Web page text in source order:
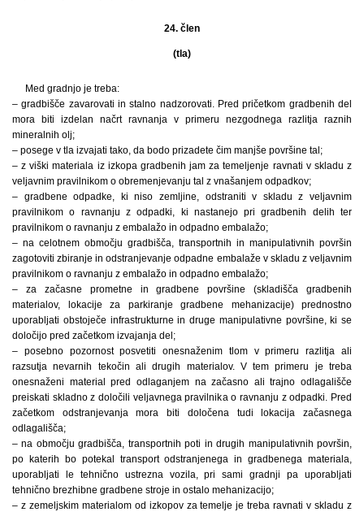
24. člen
(tla)
Med gradnjo je treba:
– gradbišče zavarovati in stalno nadzorovati. Pred pričetkom gradbenih del
mora biti izdelan načrt ravnanja v primeru nezgodnega razlitja raznih
mineralnih olj;
– posege v tla izvajati tako, da bodo prizadete čim manjše površine tal;
– z viški materiala iz izkopa gradbenih jam za temeljenje ravnati v skladu z
veljavnim pravilnikom o obremenjevanju tal z vnašanjem odpadkov;
– gradbene odpadke, ki niso zemljine, odstraniti v skladu z veljavnim
pravilnikom o ravnanju z odpadki, ki nastanejo pri gradbenih delih ter
pravilnikom o ravnanju z embalažo in odpadno embalažo;
– na celotnem območju gradbišča, transportnih in manipulativnih površin
zagotoviti zbiranje in odstranjevanje odpadne embalaže v skladu z veljavnim
pravilnikom o ravnanju z embalažo in odpadno embalažo;
– za začasne prometne in gradbene površine (skladišča gradbenih
materialov, lokacije za parkiranje gradbene mehanizacije) prednostno
uporabljati obstoječe infrastrukturne in druge manipulativne površine, ki se
določijo pred začetkom izvajanja del;
– posebno pozornost posvetiti onesnaženim tlom v primeru razlitja ali
razsutja nevarnih tekočin ali drugih materialov. V tem primeru je treba
onesnaženi material pred odlaganjem na začasno ali trajno odlagališče
preiskati skladno z določili veljavnega pravilnika o ravnanju z odpadki. Pred
začetkom odstranjevanja mora biti določena tudi lokacija začasnega
odlagališča;
– na območju gradbišča, transportnih poti in drugih manipulativnih površin,
po katerih bo potekal transport odstranjenega in gradbenega materiala,
uporabljati le tehnično ustrezna vozila, pri sami gradnji pa uporabljati
tehnično brezhibne gradbene stroje in ostalo mehanizacijo;
– z zemeljskim materialom od izkopov za temelje je treba ravnati v skladu z